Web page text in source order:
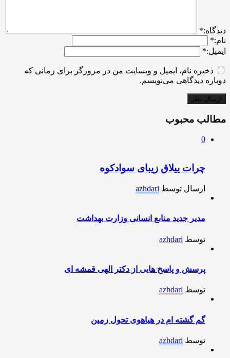
ديدگاه:*
نام:*
ایمیل:*
ذخیره نام، ایمیل و وبسایت من در مرورگر برای زمانی که
دوباره دیدگاهی می‌نویسم.
مطالب محبوب
0
چرات ییلاق زیبای سوادکوه
ارسال توسط azhdari
مدیر جدید منابع انسانی وزارت بهداشت
توسط azhdari
پرسش و پاسخ هایی از دکتر الهی قمشه ای
توسط azhdari
گم گشته ام در هیاهوی تحول زمین
توسط azhdari